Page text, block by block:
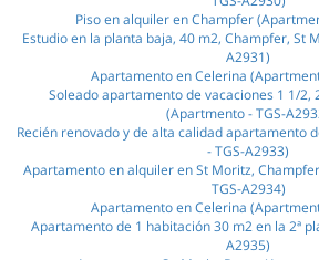
Piso en alquiler en Champfer
Estudio en la planta baja, 40 m2, Champfer, St
A2931)
Apartamento en Celerina
Soleado apartamento de vacaciones 1 1/2,
(Apartmento - TGS-
Recién renovado y de alta calidad apartamento
- TGS-A2933)
Apartamento en alquiler en St Moritz,
TGS-A2934)
Apartamento en Celerina
Apartamento de 1 habitación 30 m2 en la 2ª
A2935)